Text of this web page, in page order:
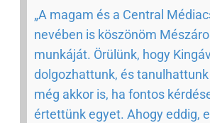
„A magam és a Central
nevében is köszönöm
munkáját. Örülünk, hogy
dolgozhattunk, és
még akkor is, ha fontos
értettünk egyet. Ahogy eddig,